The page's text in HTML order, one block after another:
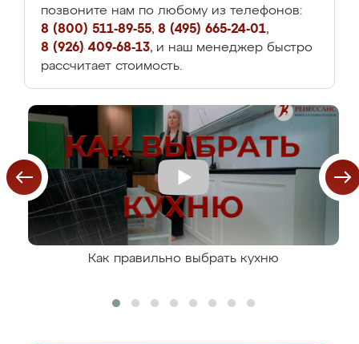
позвоните нам по любому из телефонов:
8 (800) 511-89-55, 8 (495) 665-24-01,
8 (926) 409-68-13, и наш менеджер быстро
рассчитает стоимость.
Как правильно выбрать кухню